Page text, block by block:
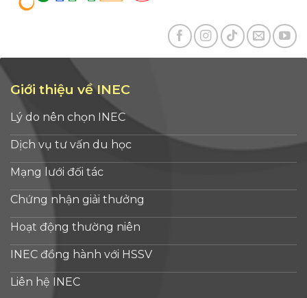
Giới thiệu về INEC
Lý do nên chọn INEC
Dịch vụ tư vấn du học
Mạng lưới đối tác
Chứng nhận giải thưởng
Hoạt động thường niên
INEC đồng hành với HSSV
Liên hệ INEC